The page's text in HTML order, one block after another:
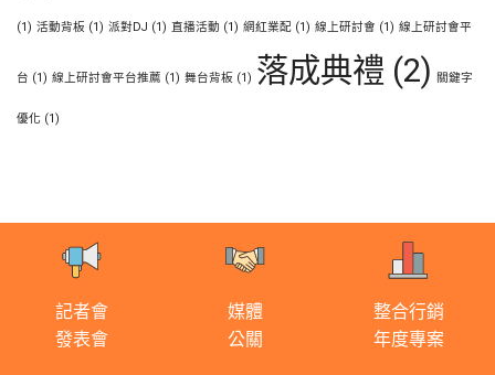
(1) 活動背板 (1) 派對DJ (1) 直播活動 (1) 網紅業配 (1) 線上研討會 (1) 線上研討會平
台 (1) 線上研討會平台推薦 (1) 舞台背板 (1) 落成典禮 (2) 關鍵字
優化 (1)
記者會
發表會
媒體
公關
整合行銷
年度專案